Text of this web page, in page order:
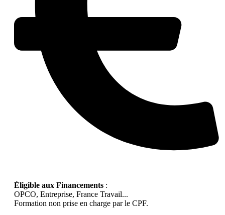
Éligible aux Financements :
OPCO, Entreprise, France Travail...
Formation non prise en charge par le CPF.